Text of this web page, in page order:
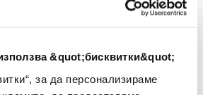
&quot;бисквитки&quot;
за да персонализираме
innovation leaders from across